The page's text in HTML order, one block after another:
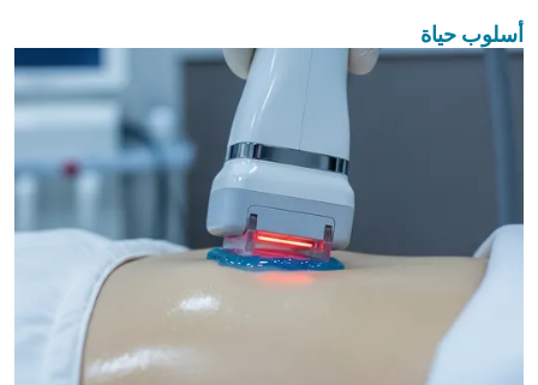
أسلوب حياة